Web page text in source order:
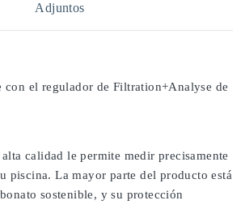
Adjuntos
con el regulador de Filtration+Analyse de
calidad le permite medir precisamente
piscina. La mayor parte del producto está
sostenible, y su protección